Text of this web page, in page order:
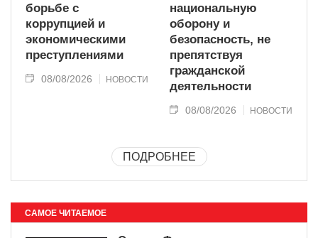
борьбе с
коррупцией и
экономическими
преступлениями
08/08/2026 НОВОСТИ
национальную
оборону и
безопасность, не
препятствуя
гражданской
деятельности
08/08/2026 НОВОСТИ
ПОДРОБНЕЕ
САМОЕ ЧИТАЕМОЕ